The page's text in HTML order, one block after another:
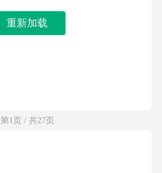
重新加载
第1页 / 共27页